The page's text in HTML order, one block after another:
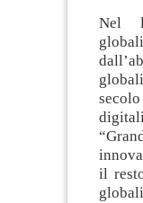
Nel
il